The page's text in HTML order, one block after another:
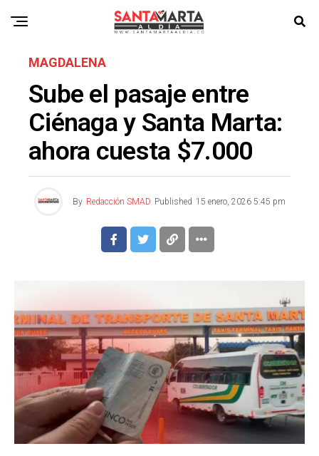
MAGDALENA
Sube el pasaje entre
Ciénaga y Santa Marta:
ahora cuesta $7.000
By Redacción SMAD Published 15 enero, 2026 5:45 pm